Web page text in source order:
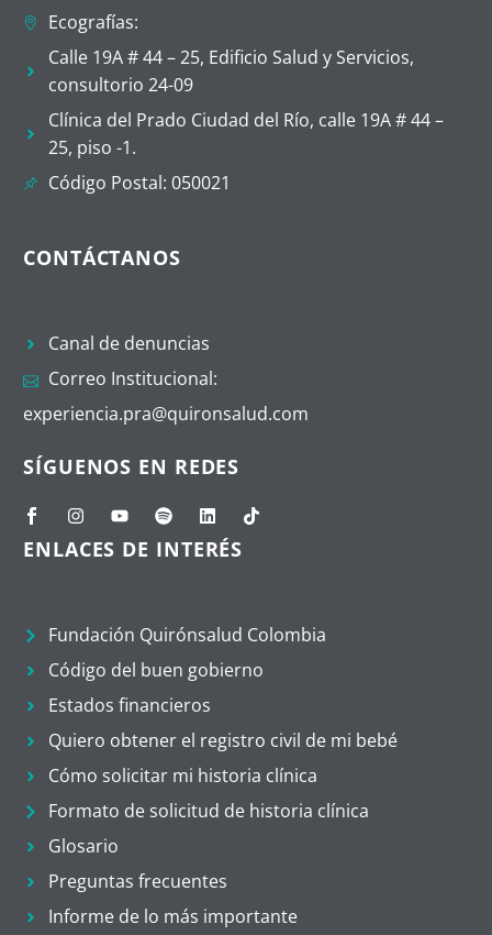
Ecografías:
Calle 19A # 44 – 25, Edificio Salud y Servicios,
consultorio 24-09
Clínica del Prado Ciudad del Río, calle 19A # 44 –
25, piso -1.
Código Postal: 050021
CONTÁCTANOS
Canal de denuncias
Correo Institucional:
experiencia.pra@quironsalud.com
SÍGUENOS EN REDES
ENLACES DE INTERÉS
Fundación Quirónsalud Colombia
Código del buen gobierno
Estados financieros
Quiero obtener el registro civil de mi bebé
Cómo solicitar mi historia clínica
Formato de solicitud de historia clínica
Glosario
Preguntas frecuentes
Informe de lo más importante